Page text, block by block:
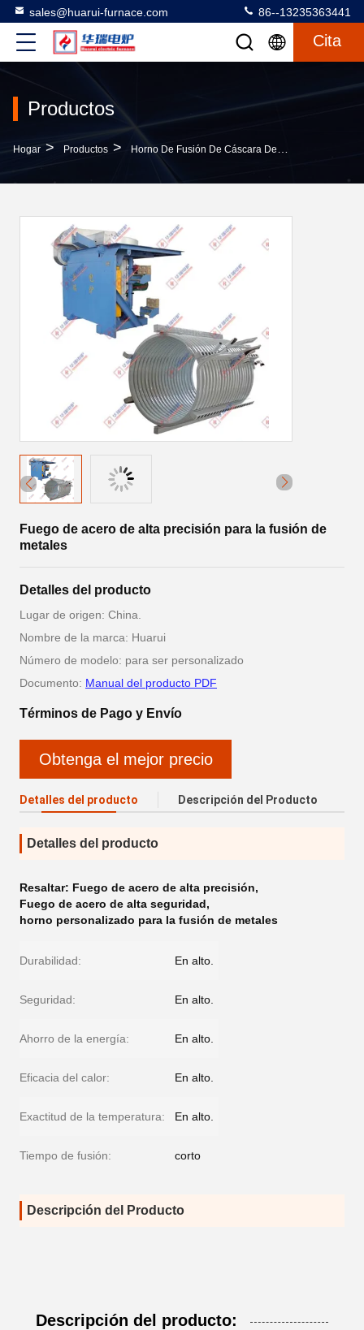
sales@huarui-furnace.com 86--13235363441
Cita
Productos
Hogar > Productos > Horno De Fusión De Cáscara De Acero
Fuego de acero de alta precisión para la fusión de
metales
Detalles del producto
Lugar de origen: China.
Nombre de la marca: Huarui
Número de modelo: para ser personalizado
Documento: Manual del producto PDF
Términos de Pago y Envío
Obtenga el mejor precio
Detalles del producto Descripción del Producto
Detalles del producto
Resaltar: Fuego de acero de alta precisión,
Fuego de acero de alta seguridad,
horno personalizado para la fusión de metales
Durabilidad: En alto.
Seguridad: En alto.
Ahorro de la energía: En alto.
Eficacia del calor: En alto.
Exactitud de la temperatura: En alto.
Tiempo de fusión: corto
Descripción del Producto
Descripción del producto: